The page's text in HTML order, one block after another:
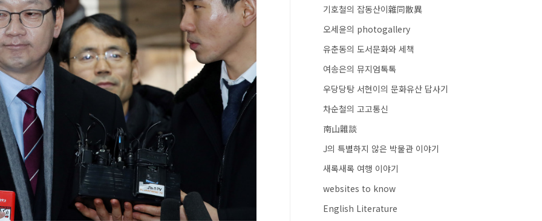
기호철의 잡동산이雜同散異
오세윤의 photogallery
유춘동의 도서문화와 세책
여송은의 뮤지엄톡톡
우당당탕 서현이의 문화유산 답사기
차순철의 고고통신
南山雜談
J의 특별하지 않은 박물관 이야기
새록새록 여행 이야기
websites to know
English Literature